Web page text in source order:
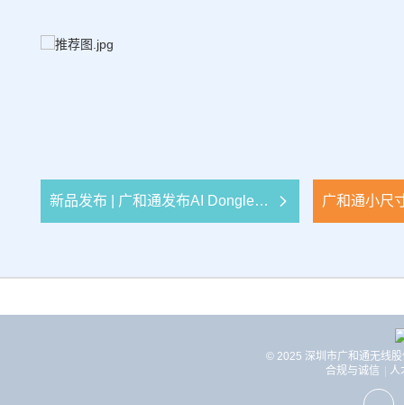
新品发布 | 广和通发布AI Dongle解决方案，助终端畅享AI体验
© 2025 深圳市广和通无线
合规与诚信
人